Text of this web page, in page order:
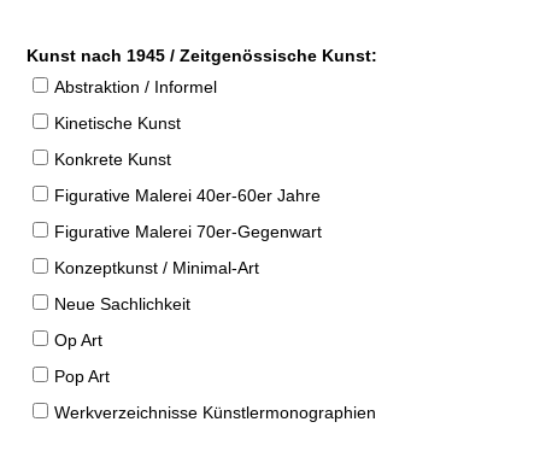
Kunst nach 1945 / Zeitgenössische Kunst:
Abstraktion / Informel
Kinetische Kunst
Konkrete Kunst
Figurative Malerei 40er-60er Jahre
Figurative Malerei 70er-Gegenwart
Konzeptkunst / Minimal-Art
Neue Sachlichkeit
Op Art
Pop Art
Werkverzeichnisse Künstlermonographien